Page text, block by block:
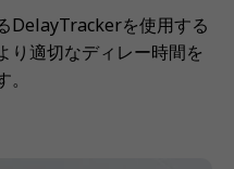
DelayTrackerを使用する
り適切なディレー時間を